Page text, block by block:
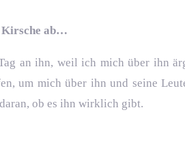
Kirsche ab…
an ihn, weil ich mich über ihn
um mich über ihn und seine
ob es ihn wirklich gibt.